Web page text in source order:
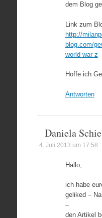
dem Blog
Link zum
http://
blog.com/
world-war-z
Hoffe ich
Antworten
Daniela
4. Juli 2013 um 17:58
Hallo,
ich habe
geliked –
–
den Artikel